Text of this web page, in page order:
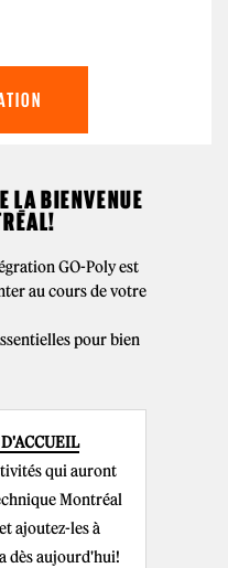
LA BIENVENUE
GO-Poly est
au cours de votre
pour bien
qui auront
Montréal
ajoutez-les à
dès aujourd'hui!